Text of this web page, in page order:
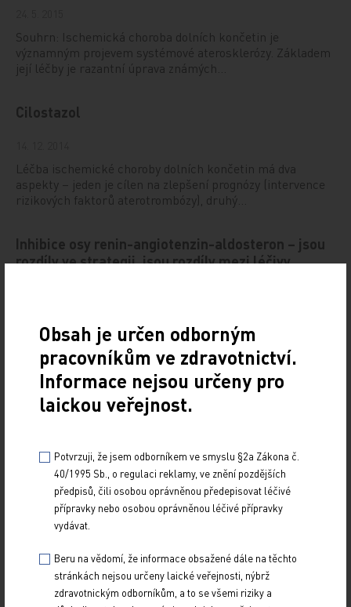
Souhrn: Ischemická choroba dolních končetin je
významným projevem systémové aterosklerózy. Základem
její léčby je razantní úprava známých…
Cilostazol
Léčba ischemické choroby dolních končetin má dva
aspekty – jeden je cílen na zlepšení prognózy (intervence
rizikových faktorů aterotrombózy), druhý…
Inhibice osy renin-angiotenzin-aldosteron – jsou
rozdíly ve strategii, jsou rozdíly mezi léčivy
inhibice systému renin-angiotenzin-aldosteron, srovnání
skupiny inhibitorů angiotenzin…
Působení léčiva na úrovni ovlivnění funkce
enzymu
Článek věnovaný účinku léku na úrovni enzymu je druhým
v řadě a navazuje na předchozí přehled účinků léčiv
působících na receptor. Jsou probrány…
30. 6. 2014
Cestou ovlivnění receptorů (aktivací či inhibicí) působí
Obsah je určen odborným
pracovníkům ve zdravotnictví.
Informace nejsou určeny pro
laickou veřejnost.
Potvrzuji, že jsem odborníkem ve smyslu §2a Zákona č.
40/1995 Sb., o regulaci reklamy, ve znění pozdějších
předpisů, čili osobou oprávněnou předepisovat léčivé
přípravky nebo osobou oprávněnou léčivé přípravky
vydávat.
Beru na vědomí, že informace obsažené dále na těchto
stránkách nejsou určeny laické veřejnosti, nýbrž
zdravotnickým odborníkům, a to se všemi riziky a